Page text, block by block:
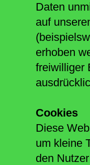
Daten
auf
erhoben
freiwilliger
Cookies
Diese
um kleine
den